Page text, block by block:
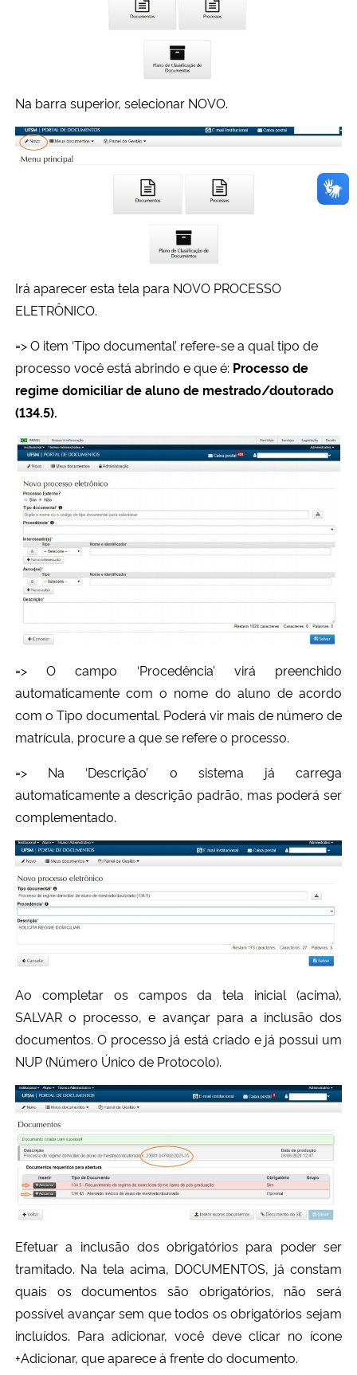
Na barra superior, selecionar NOVO.
Irá aparecer esta tela para NOVO PROCESSO
ELETRÔNICO.
=> O item ‘Tipo documental’ refere-se a qual tipo de
processo você está abrindo e que é: Processo de
regime domiciliar de aluno de mestrado/doutorado
(134.5).
=> O campo ‘Procedência’ virá preenchido
automaticamente com o nome do aluno de acordo
com o Tipo documental. Poderá vir mais de número de
matrícula, procure a que se refere o processo.
=> Na ‘Descrição’ o sistema já carrega
automaticamente a descrição padrão, mas poderá ser
complementado.
Ao completar os campos da tela inicial (acima),
SALVAR o processo, e avançar para a inclusão dos
documentos. O processo já está criado e já possui um
NUP (Número Único de Protocolo).
Efetuar a inclusão dos obrigatórios para poder ser
tramitado. Na tela acima, DOCUMENTOS, já constam
quais os documentos são obrigatórios, não será
possível avançar sem que todos os obrigatórios sejam
incluídos. Para adicionar, você deve clicar no ícone
+Adicionar, que aparece à frente do documento.